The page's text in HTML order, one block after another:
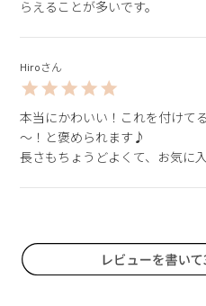
らえることが多いです。
Hiro
本当にかわいい！これを付けて
～！と褒められます♪
長さもちょうどよくて、お気に